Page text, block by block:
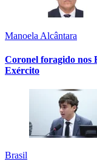
Manoela Alcântara
Coronel foragido nos
Exército
Brasil